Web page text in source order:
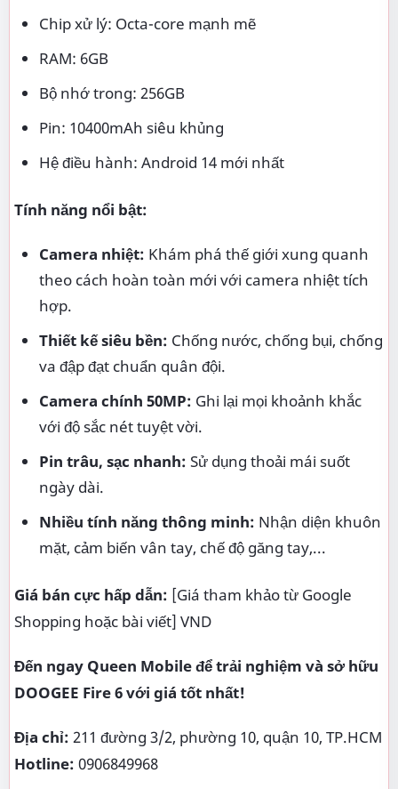
Chip xử lý: Octa-core mạnh mẽ
RAM: 6GB
Bộ nhớ trong: 256GB
Pin: 10400mAh siêu khủng
Hệ điều hành: Android 14 mới nhất
Tính năng nổi bật:
Camera nhiệt: Khám phá thế giới xung quanh
theo cách hoàn toàn mới với camera nhiệt tích
hợp.
Thiết kế siêu bền: Chống nước, chống bụi, chống
va đập đạt chuẩn quân đội.
Camera chính 50MP: Ghi lại mọi khoảnh khắc
với độ sắc nét tuyệt vời.
Pin trâu, sạc nhanh: Sử dụng thoải mái suốt
ngày dài.
Nhiều tính năng thông minh: Nhận diện khuôn
mặt, cảm biến vân tay, chế độ găng tay,...
Giá bán cực hấp dẫn: [Giá tham khảo từ Google
Shopping hoặc bài viết] VND
Đến ngay Queen Mobile để trải nghiệm và sở hữu
DOOGEE Fire 6 với giá tốt nhất!
Địa chỉ: 211 đường 3/2, phường 10, quận 10, TP.HCM
Hotline: 0906849968